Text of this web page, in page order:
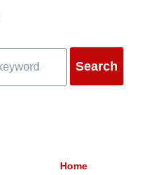
Breadcrumb
Home